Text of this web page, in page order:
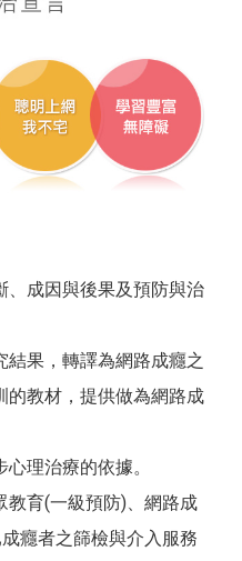
、成因與後果及預防與治
結果，轉譯為網路成癮之
的教材，提供做為網路成
理治療的依據。
教育(一級預防)、網路成
癮者之篩檢與介入服務